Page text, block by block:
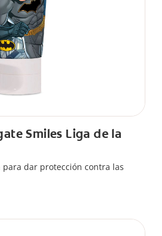
Smiles Liga de la
dar protección contra las